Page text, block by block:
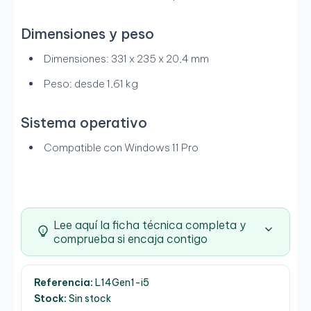
Dimensiones y peso
Dimensiones: 331 x 235 x 20,4 mm
Peso: desde 1,61 kg
Sistema operativo
Compatible con Windows 11 Pro
Lee aquí la ficha técnica completa y
comprueba si encaja contigo
Referencia: L14Gen1-i5
Stock: Sin stock